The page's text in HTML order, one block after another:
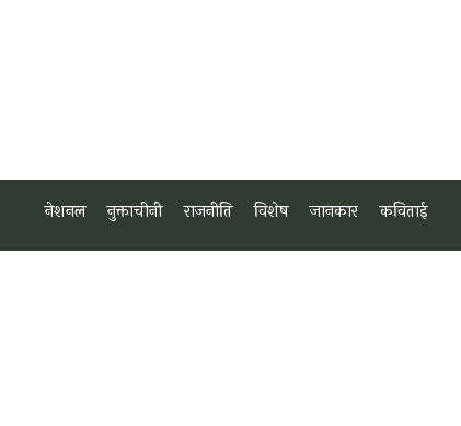
नेशनल नुक्ताचीनी राजनीति विशेष जानकार कविताई